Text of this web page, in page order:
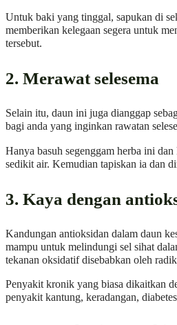
Untuk baki yang tinggal, sapukan di
memberikan kelegaan segera untuk
tersebut.
2. Merawat selesema
Selain itu, daun ini juga dianggap
bagi anda yang inginkan rawatan
Hanya basuh segenggam herba ini
sedikit air. Kemudian tapiskan ia dan
3. Kaya dengan
Kandungan antioksidan dalam daun
mampu untuk melindungi sel sihat
tekanan oksidatif disebabkan oleh
Penyakit kronik yang biasa dikaitkan
penyakit kantung, keradangan,